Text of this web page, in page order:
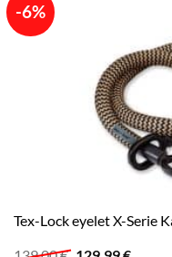
-6%
Tex-Lock eyelet X-Serie